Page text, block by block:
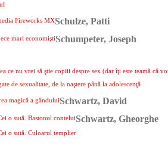
Schulze, Patti
Fireworks MX
Schumpeter, Joseph
mari economişti
ce nu vrei să ştie copiii despre sex (dar îţi este teamă că
de sexualitate, de la naştere până la adolescenţă
Schwartz, David
magică a gândului
Schwartz, Gheorghe
o sută. Bastonul contelui
o sută. Culoarul templier